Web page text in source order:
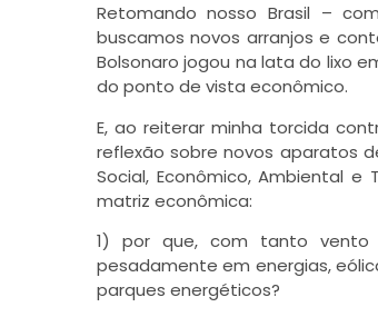
Retomando nosso Brasil –
buscamos novos arranjos e
Bolsonaro jogou na lata do lixo
do ponto de vista econômico.
E, ao reiterar minha torcida
reflexão sobre novos aparatos
Social, Econômico, Ambiental
matriz econômica:
1) por que, com tanto vento
pesadamente em energias,
parques energéticos?